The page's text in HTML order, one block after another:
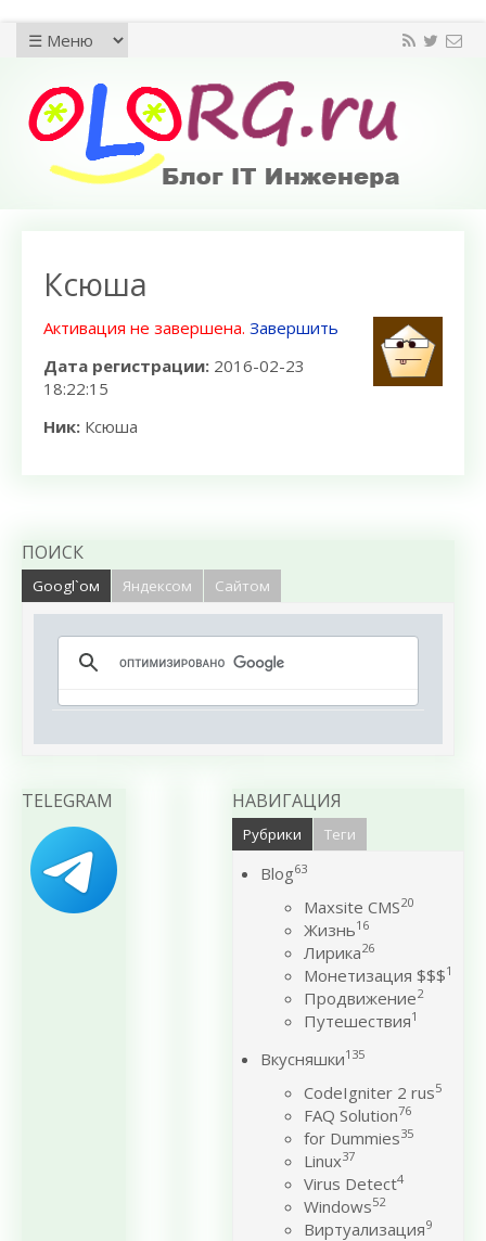
Ксюша
Активация не завершена. Завершить
Дата регистрации: 2016-02-23
18:22:15
Ник: Ксюша
ПОИСК
Googl`ом Яндексом Сайтом
TELEGRAM НАВИГАЦИЯ
Рубрики Теги
Blog63
Maxsite CMS20
Жизнь16
Лирика26
Монетизация $$$1
Продвижение2
Путешествия1
Вкусняшки135
CodeIgniter 2 rus5
FAQ Solution76
for Dummies35
Linux37
Virus Detect4
Windows52
Виртуализация9